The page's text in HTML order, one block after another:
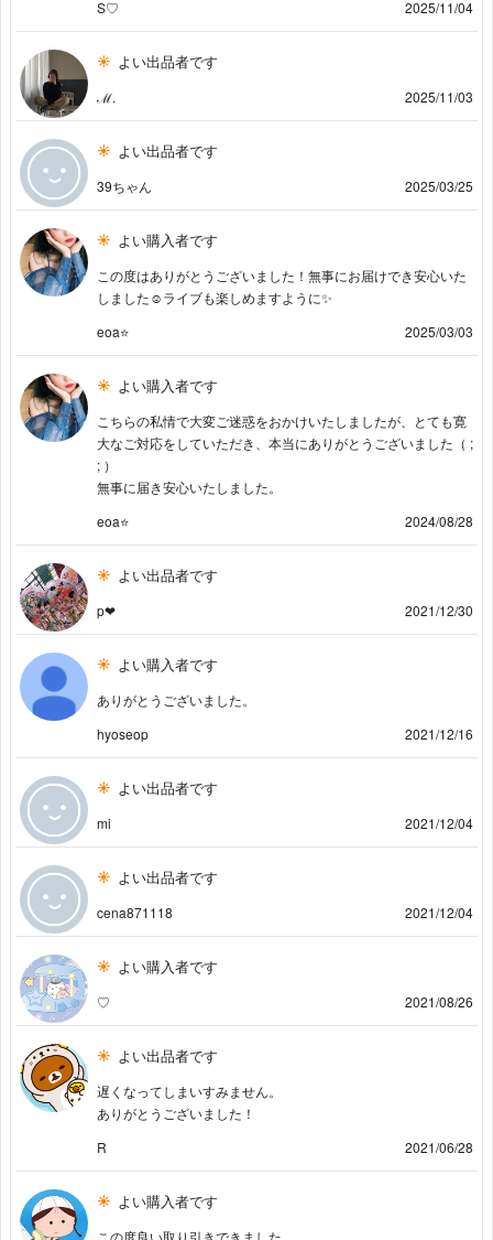
S♡
2025/11/04
よい出品者です
ℳ. 2025/11/03
よい出品者です
39ちゃん 2025/03/25
よい購入者です
この度はありがとうございました！無事にお届けでき安心いた
しました☺️ライブも楽しめますように✨
eoa⭐️
2025/03/03
よい購入者です
こちらの私情で大変ご迷惑をおかけいたしましたが、とても寛
大なご対応をしていただき、本当にありがとうございました（ ;
; ）
無事に届き安心いたしました。
eoa⭐️
2024/08/28
よい出品者です
p❤︎ 2021/12/30
よい購入者です
ありがとうございました。
hyoseop
2021/12/16
よい出品者です
mi 2021/12/04
よい出品者です
cena871118 2021/12/04
よい購入者です
♡ 2021/08/26
よい出品者です
遅くなってしまいすみません。
ありがとうございました！
R
2021/06/28
よい購入者です
この度良い取り引きできました。